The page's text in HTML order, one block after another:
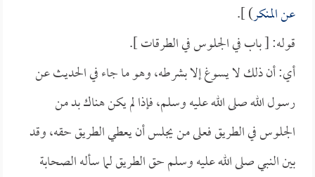
عن المنكر) ].
قوله: [ باب في الجلوس في الطرقات ].
أي: أن ذلك لا يسوغ إلا بشرطه، وهو ما جاء في الحديث عن
رسول الله صلى الله عليه وسلم، فإذا لم يكن هناك بد من
الجلوس في الطريق فعلى من يجلس أن يعطي الطريق حقه، وقد
بين النبي صلى الله عليه وسلم حق الطريق لما سأله الصحابة